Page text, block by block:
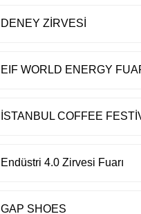
DENEY ZİRVESİ
EIF WORLD ENERGY
İSTANBUL COFFEE
Endüstri 4.0 Zirvesi Fuarı
GAP SHOES